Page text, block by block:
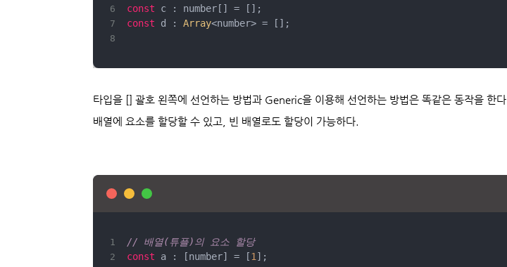
const
const d : Array<number> = [];
타입을 [] 괄호 왼쪽에 선언하는 방법과 Generic을 이용해 선언하는 방법은 똑같은 동작을 한다.
배열에 요소를 할당할 수 있고, 빈 배열로도 할당이 가능하다.
// 배열(튜플)의 요소 할당
const a : [number] = [1